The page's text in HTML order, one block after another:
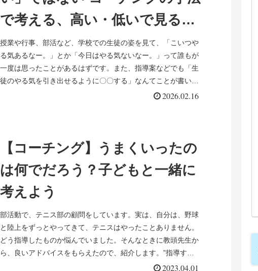
で考える、高い・低いで見る新
視点 ー「図解決定版 コーチン
グの「基本」が身につく本」
（本間正人）を読んでー
授業や行事、部活など、学校での生徒の姿を見て、「こいつや
る気あるなー。」とか「今日はやる気ないなー。」って誰もが
一度は思ったことがあるはずです。また、指導案などでも「生
徒のやる気を引き出せるように〇〇する」なんてことが書いて
2026.02.16
【コーチング】うまくいったの
は何でだろう？子どもと一緒に
考えよう
部活動で、テニス部の顧問をしています。実は、自分は、野球
と陸上をずっとやってきて、テニスはやったことありません。
どう指導したものか悩んでいました。そんなときに教頭先生か
ら、良いアドバイスをもらえたので、紹介します。”指導す
2023.04.01